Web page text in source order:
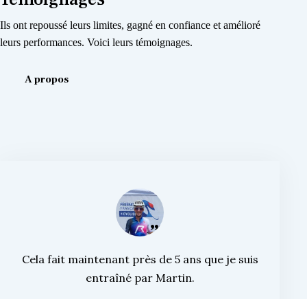
Ils ont repoussé leurs limites, gagné en confiance et amélioré
leurs performances. Voici leurs témoignages.
A propos
Cela fait maintenant près de 5 ans que je suis
entraîné par Martin.